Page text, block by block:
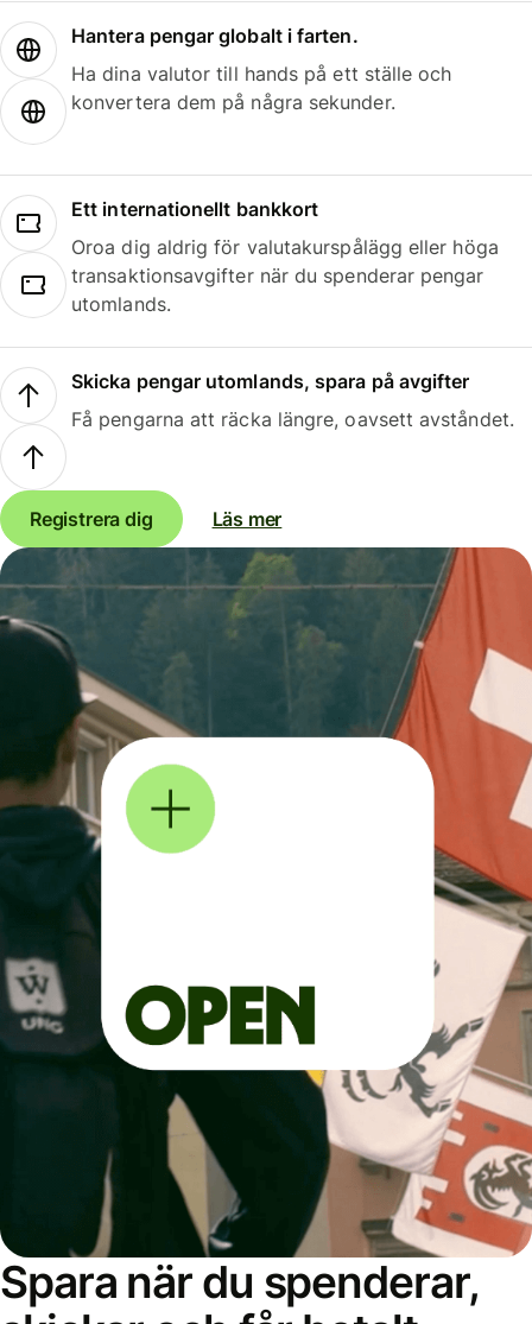
Hantera pengar globalt i farten.
Ha dina valutor till hands på ett ställe och
konvertera dem på några sekunder.
Ett internationellt bankkort
Oroa dig aldrig för valutakurspålägg eller höga
transaktionsavgifter när du spenderar pengar
utomlands.
Skicka pengar utomlands, spara på avgifter
Få pengarna att räcka längre, oavsett avståndet.
Registrera dig Läs mer
Spara när du spenderar,